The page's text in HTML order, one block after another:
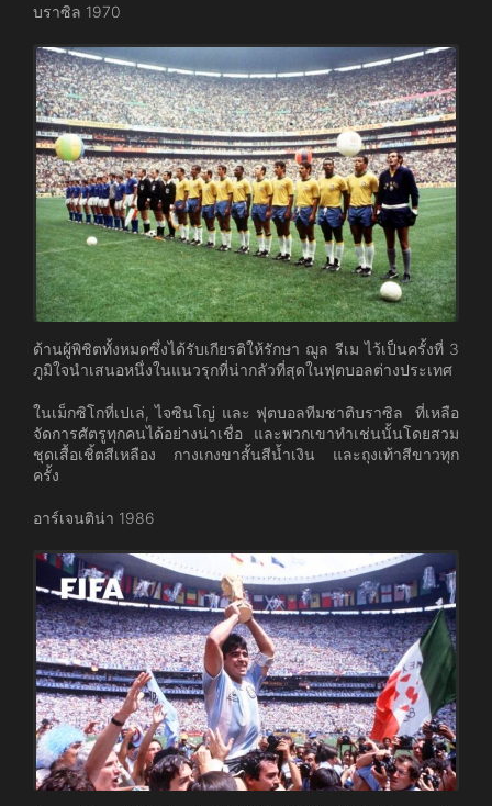
บราซิล 1970
ด้านผู้พิชิตทั้งหมดซึ่งได้รับเกียรติให้รักษา ฌูล รีเม ไว้เป็นครั้งที่ 3
ภูมิใจนำเสนอหนึ่งในแนวรุกที่น่ากลัวที่สุดในฟุตบอลต่างประเทศ
ในเม็กซิโกที่เปเล่, ไจซินโญ่ และ ฟุตบอลทีมชาติบราซิล ที่เหลือ
จัดการศัตรูทุกคนได้อย่างน่าเชื่อ และพวกเขาทำเช่นนั้นโดยสวม
ชุดเสื้อเชิ้ตสีเหลือง กางเกงขาสั้นสีน้ำเงิน และถุงเท้าสีขาวทุก
ครั้ง
อาร์เจนติน่า 1986